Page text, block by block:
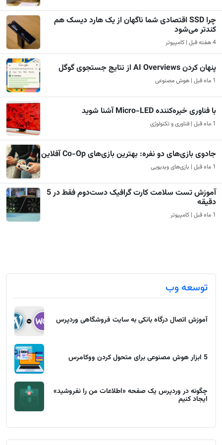
چرا SSD اقتصادی شما ناگهان از یک هارد دیسک هم
کندتر می‌شود
4 هفته قبل | کامپیوتر
پنهان کردن AI Overviews از نتایج جستجوی گوگل
1 ماه قبل | هوش مصنوعی
با فناوری خیره‌کننده Micro-LED آشنا شوید
1 ماه قبل | فناوری و تکنولوژی
جادوی بازی‌های دو نفره: بهترین بازی‌های Co-Op آفلاین
1 ماه قبل | بازی‌های ویدیویی
آموزش تست سلامت کارت گرافیک دست‌دوم فقط در 5
دقیقه
1 ماه قبل | کامپیوتر
توسعه وب
آموزش اتصال درگاه بانکی به سایت فروشگاهی وردپرس
5 ابزار هوش مصنوعی برای متحول کردن ووکامرس
چگونه در وردپرس یک صفحه «اطلاعات من را نفروشید»
ایجاد کنیم